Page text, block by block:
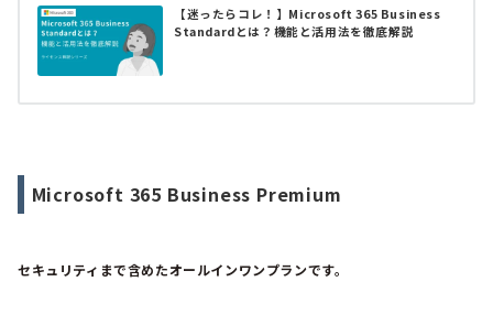
【迷ったらコレ！】Microsoft 365 Business
Standardとは？機能と活用法を徹底解説
Microsoft 365 Business Premium
セキュリティまで含めたオールインワンプランです。